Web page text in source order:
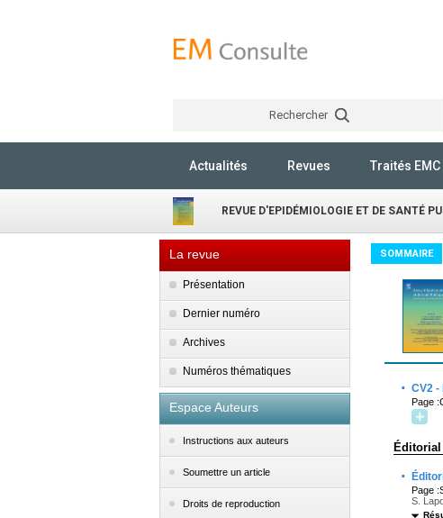
Rechercher
Actualités Revues Traités EMC
REVUE D'EPIDÉMIOLOGIE ET DE SANTÉ
La revue
Présentation
Dernier numéro
Archives
Numéros thématiques
Espace Auteurs
Instructions aux auteurs
Soumettre un article
Droits de reproduction
SOMMAIRE
· CV2 -
Page
Éditorial
·
Page
S.